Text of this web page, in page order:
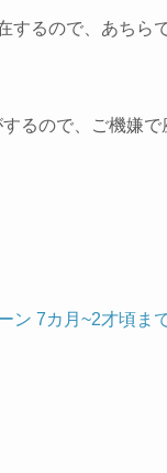
るので、あちら
るので、ご機嫌で
ン 7カ月~2才頃ま